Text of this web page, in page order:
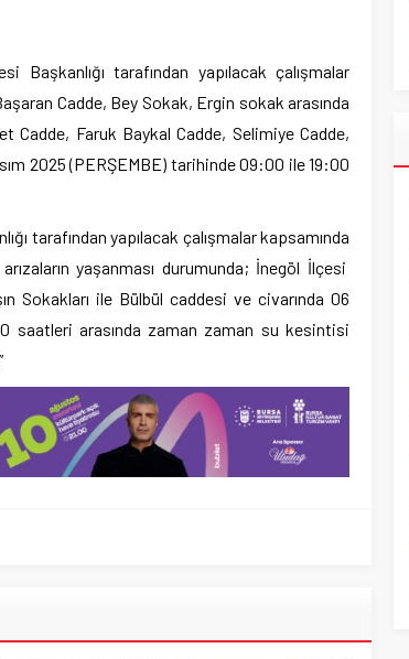
Başkanlığı tarafından yapılacak çalışmalar
Cadde, Bey Sokak, Ergin sokak arasında
Cadde, Faruk Baykal Cadde, Selimiye Cadde,
2025 (PERŞEMBE) tarihinde 09:00 ile 19:00
tarafından yapılacak çalışmalar kapsamında
yaşanması durumunda; İnegöl İlçesi
Sokakları ile Bülbül caddesi ve civarında 06
saatleri arasında zaman zaman su kesintisi